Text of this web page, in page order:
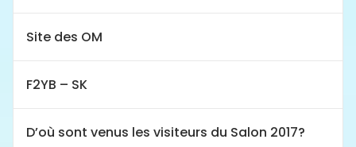
Site des OM
F2YB – SK
D’où sont venus les visiteurs du Salon 2017?